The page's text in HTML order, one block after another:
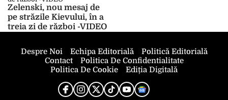
Zelenski, nou mesaj de
pe străzile Kievului, în a
treia zi de război -VIDEO
Despre Noi Echipa Editorială
Politică Editorială
Contact
Politica De Confidentialitate
Politica De Cookie
Ediția Digitală